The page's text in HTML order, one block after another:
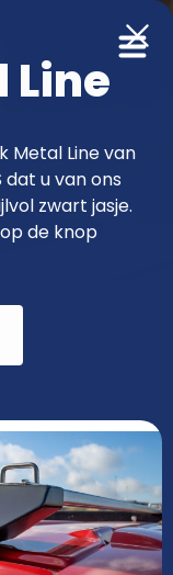
RVS van
Line
Metal Line van
dat u van ons
zwart jasje.
de knop